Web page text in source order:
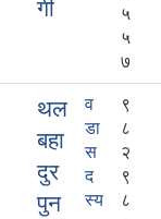
गी
५
५
७
थल
बहा
दुर
पुन
व
डा
स
द
स्य
९
८
२
९
८